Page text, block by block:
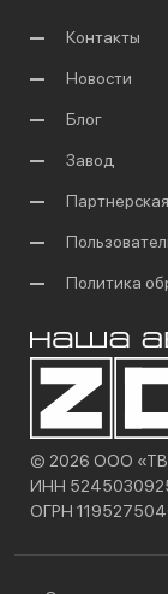
Контакты
Новости
Блог
Завод
Политика
© 2026 ООО
ИНН
ОГРН